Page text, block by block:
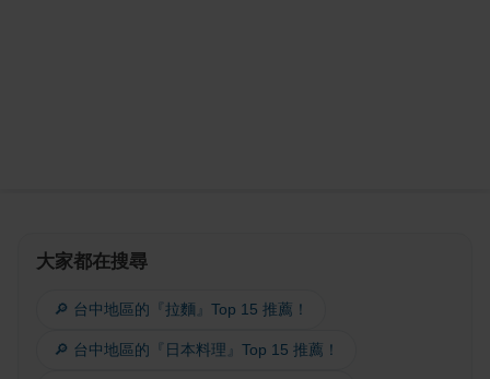
大家都在搜尋
🔎 台中地區的『拉麵』Top 15 推薦！
🔎 台中地區的『日本料理』Top 15 推薦！